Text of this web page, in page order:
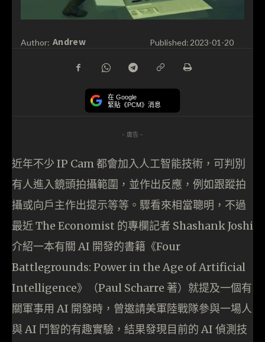
Author: Andrew Published: 2023-01-20
在 Google
緊貼《PCM》消息
- 廣告 -
近年不少 IP Cam 都會加入人工智能技術，可判別
有人進入鏡頭拍攝範圍，並作出反應，例如跟蹤拍
攝或向戶主作出提示等等。驟看來相當聰明，不過
最近 The Economist 的專欄記者 Shashank Joshi
介紹一本有關 AI 開發的書籍《Four
Battlegrounds: Power in the Age of Artificial
Intelligence》（Paul Scharre 著）就提及一個有
關軍事用 AI 開發時，曾邀請美軍陸戰隊參與一場人
與 AI 鬥智的有趣實驗，結果發現目前的 AI 偵測技